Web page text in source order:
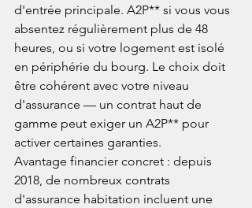
d'entrée principale. A2P** si vous vous
absentez régulièrement plus de 48
heures, ou si votre logement est isolé
en périphérie du bourg. Le choix doit
être cohérent avec votre niveau
d'assurance — un contrat haut de
gamme peut exiger un A2P** pour
activer certaines garanties.
Avantage financier concret : depuis
2018, de nombreux contrats
d'assurance habitation incluent une